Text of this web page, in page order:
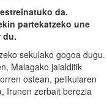
da.
partekatzeko une
du.
sekulako gogoa dugu.
Malagako jaialditik
ostean, pelikularen
Irunen zerbait berezia